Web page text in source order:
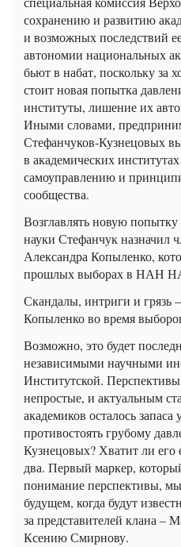
сохранению и развитию
и возможных последствий
автономии национальных
бьют в набат, поскольку
стоит новая попытка
институты, лишение их
Иными словами,
Стефанчуков-Кузнецовых
в академических
самоуправлению и
сообщества.
Возглавлять новую попытку
науки Стефанчук назначил
Александра Копыленко,
прошлых выборах в НАН
Скандалы, интриги и грязь
Копыленко во время
Возможно, это будет
независимыми научными
Институтской.
непростые, и актуальным
академиков осталось
противостоять грубому
Кузнецовых? Хватит ли его
два. Первый маркер,
понимание перспективы,
будущем, когда будут
за представителей клана –
Ксению Смирнову.